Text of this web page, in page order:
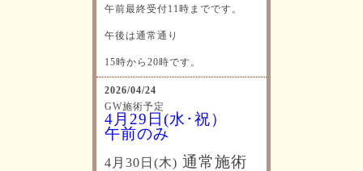
午前最終受付11時までです。
午後は通常通り
15時から20時です。
2026/04/24
GW施術予定
4月29日(水･祝）
午前のみ
4月30日(木) 通常施術